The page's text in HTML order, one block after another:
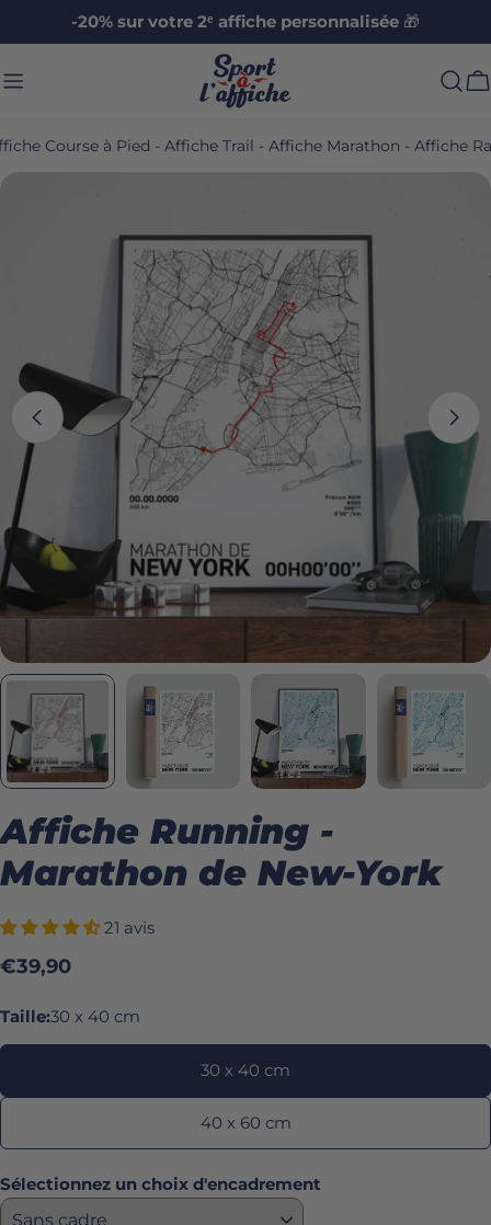
-20% sur votre 2ᵉ affiche personnalisée 🎁
Course à Pied - Affiche Trail - Affiche Marathon - Affiche
le média 0 en mode modal
Affiche Running -
Marathon de New-York
21 avis
Prix
habituel
€39,90
Taille:30 x 40 cm
30 x 40 cm
40 x 60 cm
Sélectionnez un choix d'encadrement